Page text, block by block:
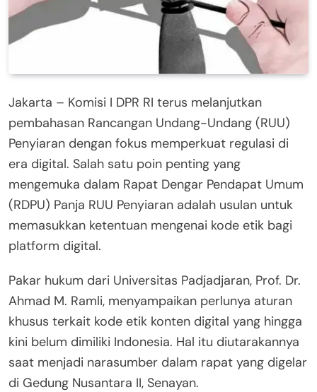
Jakarta – Komisi I DPR RI terus melanjutkan
pembahasan Rancangan Undang-Undang (RUU)
Penyiaran dengan fokus memperkuat regulasi di
era digital. Salah satu poin penting yang
mengemuka dalam Rapat Dengar Pendapat Umum
(RDPU) Panja RUU Penyiaran adalah usulan untuk
memasukkan ketentuan mengenai kode etik bagi
platform digital.
Pakar hukum dari Universitas Padjadjaran, Prof. Dr.
Ahmad M. Ramli, menyampaikan perlunya aturan
khusus terkait kode etik konten digital yang hingga
kini belum dimiliki Indonesia. Hal itu diutarakannya
saat menjadi narasumber dalam rapat yang digelar
di Gedung Nusantara II, Senayan.